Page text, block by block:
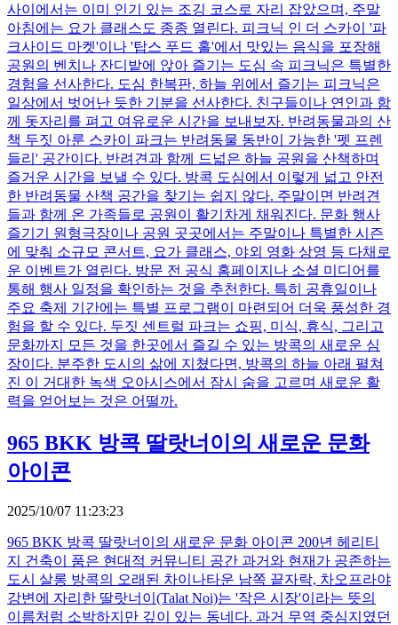
사이에서는 이미 인기 있는 조깅 코스로 자리 잡았으며, 주말
아침에는 요가 클래스도 종종 열린다. 피크닉 인 더 스카이 '파
크사이드 마켓'이나 '탑스 푸드 홀'에서 맛있는 음식을 포장해
공원의 벤치나 잔디밭에 앉아 즐기는 도심 속 피크닉은 특별한
경험을 선사한다. 도심 한복판, 하늘 위에서 즐기는 피크닉은
일상에서 벗어난 듯한 기분을 선사한다. 친구들이나 연인과 함
께 돗자리를 펴고 여유로운 시간을 보내보자. 반려동물과의 산
책 두짓 아룬 스카이 파크는 반려동물 동반이 가능한 '펫 프렌
들리' 공간이다. 반려견과 함께 드넓은 하늘 공원을 산책하며
즐거운 시간을 보낼 수 있다. 방콕 도심에서 이렇게 넓고 안전
한 반려동물 산책 공간을 찾기는 쉽지 않다. 주말이면 반려견
들과 함께 온 가족들로 공원이 활기차게 채워진다. 문화 행사
즐기기 원형극장이나 공원 곳곳에서는 주말이나 특별한 시즌
에 맞춰 소규모 콘서트, 요가 클래스, 야외 영화 상영 등 다채로
운 이벤트가 열린다. 방문 전 공식 홈페이지나 소셜 미디어를
통해 행사 일정을 확인하는 것을 추천한다. 특히 공휴일이나
주요 축제 기간에는 특별 프로그램이 마련되어 더욱 풍성한 경
험을 할 수 있다. 두짓 센트럴 파크는 쇼핑, 미식, 휴식, 그리고
문화까지 모든 것을 한곳에서 즐길 수 있는 방콕의 새로운 심
장이다. 분주한 도시의 삶에 지쳤다면, 방콕의 하늘 아래 펼쳐
진 이 거대한 녹색 오아시스에서 잠시 숨을 고르며 새로운 활
력을 얻어보는 것은 어떨까.
965 BKK 방콕 딸랏너이의 새로운 문화
아이콘
2025/10/07 11:23:23
965 BKK 방콕 딸랏너이의 새로운 문화 아이콘 200년 헤리티
지 건축이 품은 현대적 커뮤니티 공간 과거와 현재가 공존하는
도시 살롱 방콕의 오래된 차이나타운 남쪽 끝자락, 차오프라야
강변에 자리한 딸랏너이(Talat Noi)는 '작은 시장'이라는 뜻의
이름처럼 소박하지만 깊이 있는 동네다. 과거 무역 중심지였던